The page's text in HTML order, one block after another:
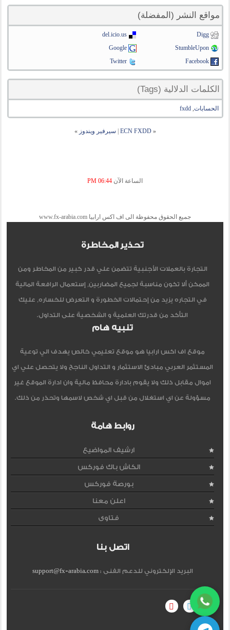
مواقع النشر (المفضلة)
Digg
del.icio.us
StumbleUpon
Google
Facebook
Twitter
الكلمات الدلالية (Tags)
الحسابات,
fxdd
«
ECN FXDD سيرفير ويندوز »
الساعة الآن 06:44 PM
جميع الحقوق محفوظة الى اف اكس ارابيا www.fx-arabia.com
تحذير المخاطرة
التجارة بالعملات الأجنبية تتضمن علي قدر كبير من المخاطر ومن
الممكن ألا تكون مناسبة لجميع المضاربين, إستعمال الرافعة المالية
في التجاره يزيد من إحتمالات الخطورة و التعرض للخساره, عليك
التأكد من قدرتك العلمية و الشخصية على التداول.
تنبيه هام
موقع اف اكس ارابيا هو موقع تعليمي خالص يهدف الي توعية
المستثمر العربي مبادئ الاستثمار و التداول الناجح ولا يتحصل علي اي
اموال مقابل ذلك ولا يقوم بادارة محافظ مالية وان ادارة الموقع غير
مسؤولة عن اي استغلال من قبل اي شخص لاسمها وتحذر من ذلك.
روابط هامة
ارشيف المواضيع
الكاش باك فوركس
بورصة فوركس
اعلن معنا
فتاوى
اتصل بنا
البريد الإلكتروني للدعم الفنى :support@fx-arabia.com